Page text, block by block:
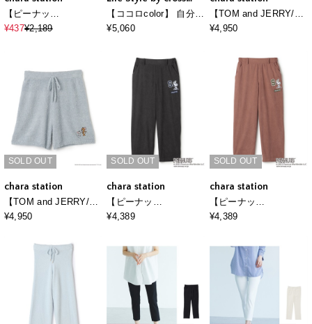
【ピーナッ
ツ/PEANUTS】ひんや
¥437¥2,189
marche
【ココロcolor】 自分で
丈直しパンツ
¥5,060
【TOM and JERRY/ト
ムとジェリー】トムジ
下別売り）
¥4,950
SOLD OUT
chara station
【TOM and JERRY/ト
ムとジェリー】トムジ
ェアハーフパンツ（上
下別売り）
¥4,950
SOLD OUT
chara station
【ピーナッ
ツ/PEANUTS】スヌー
¥4,389
SOLD OUT
chara station
【ピーナッ
ツ/PEANUTS】スヌー
¥4,389